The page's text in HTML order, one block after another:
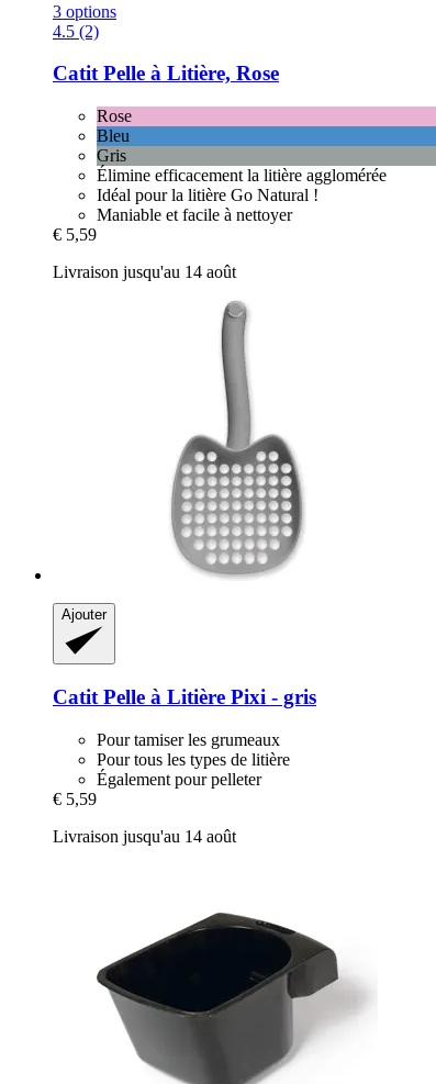
3 options
4.5 (2)
CatitPelle à Litière, Rose
Rose
Bleu
Gris
Élimine efficacement la litière agglomérée
Idéal pour la litière Go Natural !
Maniable et facile à nettoyer
€ 5,59
Livraison jusqu'au 14 août
Ajouter
Catit Pelle à Litière Pixi -​ gris
Pour tamiser les grumeaux
Pour tous les types de litière
Également pour pelleter
€ 5,59
Livraison jusqu'au 14 août